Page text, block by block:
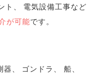
ト
電気設備工事など
が可能です。
器 ゴンドラ 船